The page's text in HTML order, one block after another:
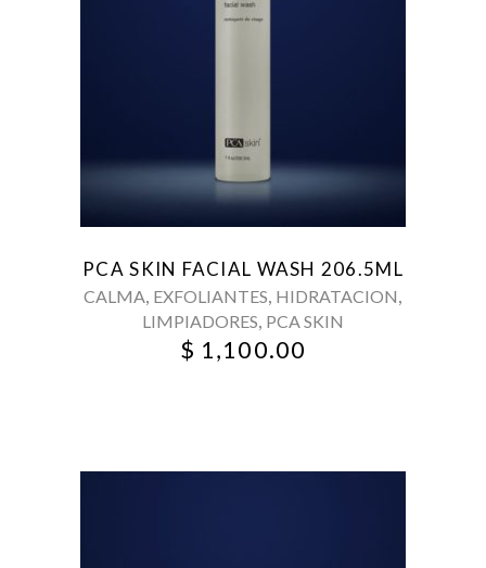
PCA SKIN FACIAL WASH 206.5ML
CALMA, EXFOLIANTES, HIDRATACION,
LIMPIADORES, PCA SKIN
$ 1,100.00